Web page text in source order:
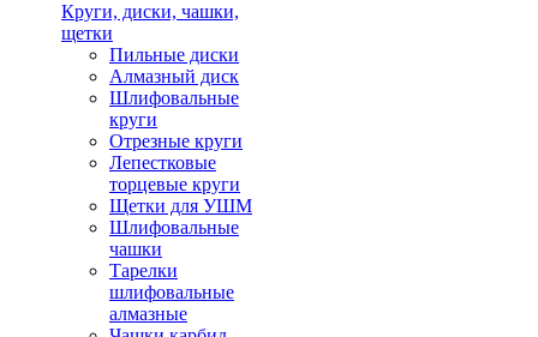
Круги, диски, чашки,
щетки
Пильные диски
Алмазный диск
Шлифовальные
круги
Отрезные круги
Лепестковые
торцевые круги
Щетки для УШМ
Шлифовальные
чашки
Тарелки
шлифовальные
алмазные